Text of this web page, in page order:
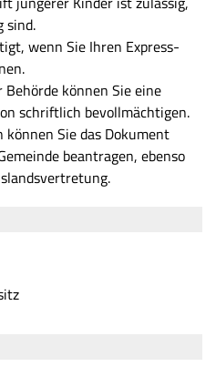
sind.
wenn Sie Ihren Express-
können Sie eine
schriftlich bevollmächtigen.
Sie das Dokument
beantragen, ebenso